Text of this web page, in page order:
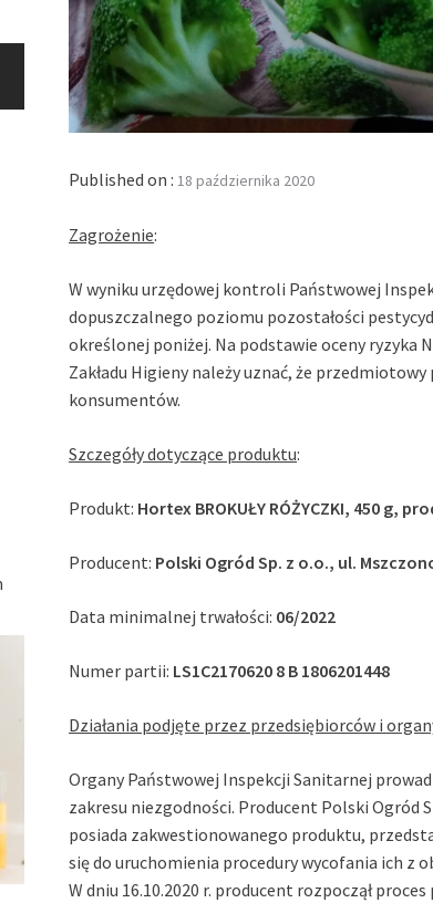
Published on :18 października 2020
Zagrożenie:
W wyniku urzędowej kontroli Państwowej
dopuszczalnego poziomu pozostałości
określonej poniżej. Na podstawie oceny
Zakładu Higieny należy uznać, że
konsumentów.
Szczegóły dotyczące produktu:
Produkt: Hortex BROKUŁY RÓŻYCZKI, 450 g,
Producent: Polski Ogród Sp. z o.o., ul.
Data minimalnej trwałości: 06/2022
Numer partii: LS1C2170620 8 B 1806201448
Działania podjęte przez przedsiębiorców i
Organy Państwowej Inspekcji Sanitarnej
zakresu niezgodności. Producent Polski Ogród
posiada zakwestionowanego produktu,
się do uruchomienia procedury wycofania ich z
W dniu 16.10.2020 r. producent rozpoczął